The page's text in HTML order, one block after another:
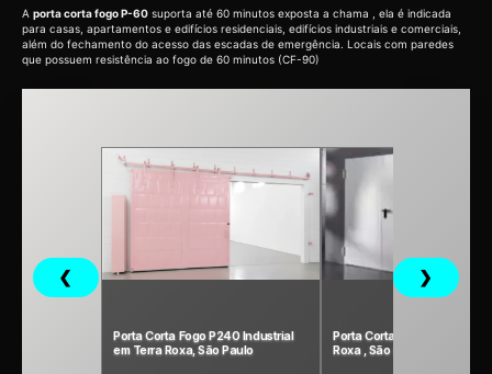
A porta corta fogo P-60 suporta até 60 minutos exposta a chama , ela é indicada
para casas, apartamentos e edifícios residenciais, edifícios industriais e comerciais,
além do fechamento do acesso das escadas de emergência. Locais com paredes
que possuem resistência ao fogo de 60 minutos (CF-90)
❮
Porta Corta Fogo P240 Industrial
em Terra Roxa, São Paulo
Porta Corta Fogo P120 em
Roxa , São Paulo
❯